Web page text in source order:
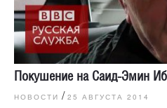
Покушение на Саид-Эмин
НОВОСТИ / 25 АВГУСТА 2014